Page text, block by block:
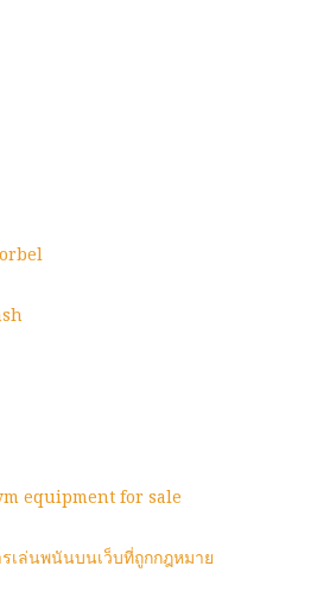
equipment for sale
เล่นพนันบนเว็บที่ถูกกฎหมาย